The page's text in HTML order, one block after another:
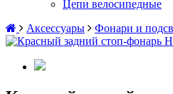
Цепи велосипедные
Аксессуары
Фонари и